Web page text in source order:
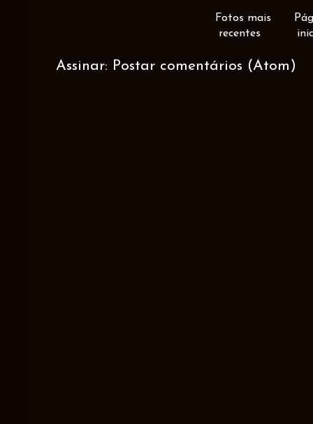
Fotos mais
recentes
Assinar: Postar comentários (Atom)